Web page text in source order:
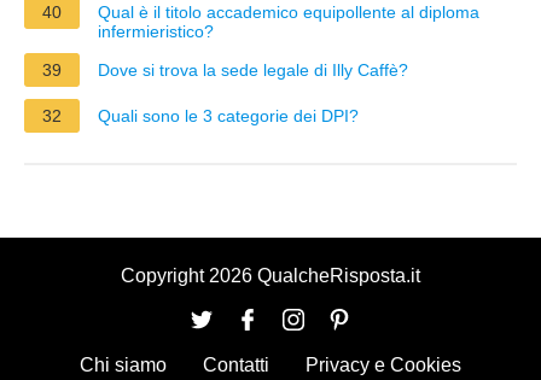
40
Qual è il titolo accademico equipollente al diploma
infermieristico?
39
Dove si trova la sede legale di Illy Caffè?
32 Quali sono le 3 categorie dei DPI?
Copyright 2026 QualcheRisposta.it
Chi siamo Contatti Privacy e Cookies